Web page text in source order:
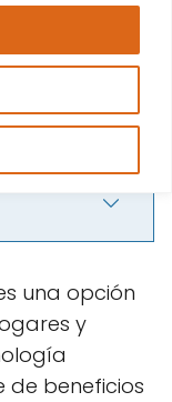
una opción
y
de beneficios